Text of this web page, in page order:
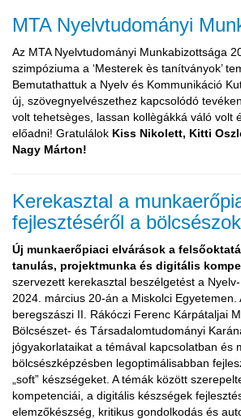
MTA Nyelvtudományi
Az MTA Nyelvtudományi Munkabizottsága
szimpóziuma a ‘Mesterek ès tanítványok’
Bemutathattuk a Nyelv és Kommunikáció
új, szövegnyelvészethez kapcsolódó
volt tehetsèges, lassan kollègákká váló volt
előadni! Gratulálok Kiss Nikolett, Kitti
Nagy Márton!
Kerekasztal a
fejlesztéséről a
Új munkaerőpiaci elvárások a
tanulás, projektmunka és digitális
szervezett kerekasztal beszélgetést a
2024. március 20-án a Miskolci
beregszászi II. Rákóczi Ferenc Kárpátaljai
Bölcsészet- és Társadalomtudományi
jógyakorlataikat a témával kapcsolatban és
bölcsészképzésben legoptimálisabban
„soft” készségeket. A témák között
kompetenciái, a digitális készségek
elemzőkészség, kritikus gondolkodás és